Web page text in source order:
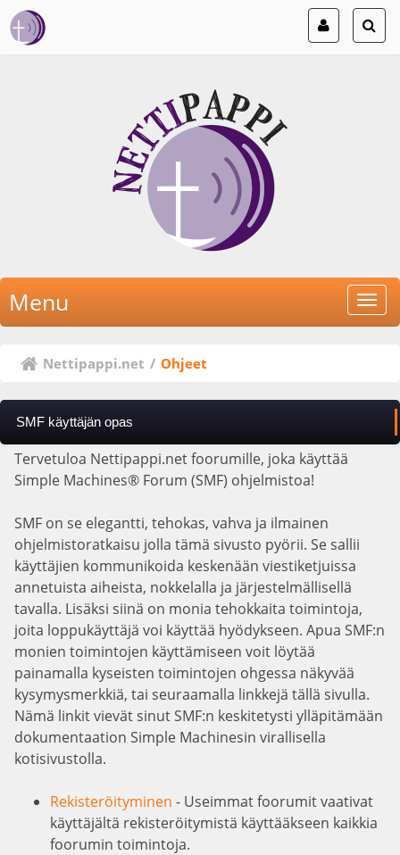
Menu
Nettipappi.net / Ohjeet
SMF käyttäjän opas
Tervetuloa Nettipappi.net foorumille, joka käyttää
Simple Machines® Forum (SMF) ohjelmistoa!
SMF on se elegantti, tehokas, vahva ja ilmainen
ohjelmistoratkaisu jolla tämä sivusto pyörii. Se sallii
käyttäjien kommunikoida keskenään viestiketjuissa
annetuista aiheista, nokkelalla ja järjestelmällisellä
tavalla. Lisäksi siinä on monia tehokkaita toimintoja,
joita loppukäyttäjä voi käyttää hyödykseen. Apua SMF:n
monien toimintojen käyttämiseen voit löytää
painamalla kyseisten toimintojen ohgessa näkyvää
kysymysmerkkiä, tai seuraamalla linkkejä tällä sivulla.
Nämä linkit vievät sinut SMF:n keskitetysti ylläpitämään
dokumentaation Simple Machinesin virallisella
kotisivustolla.
Rekisteröityminen - Useimmat foorumit vaativat
käyttäjältä rekisteröitymistä käyttääkseen kaikkia
foorumin toimintoja.